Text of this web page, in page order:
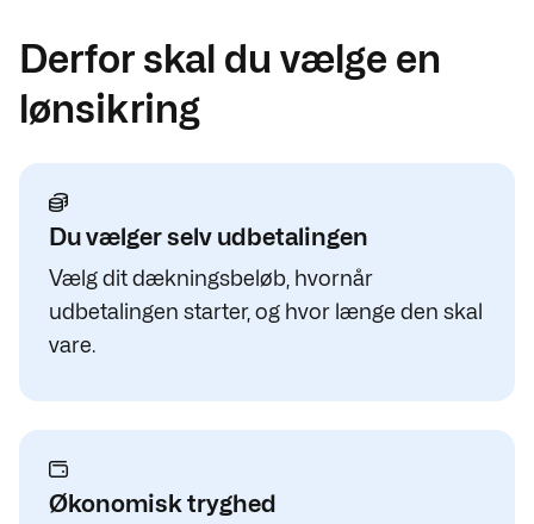
Derfor skal du vælge en
lønsikring
Du vælger selv udbetalingen
Vælg dit dækningsbeløb, hvornår
udbetalingen starter, og hvor længe den skal
vare.
Økonomisk tryghed